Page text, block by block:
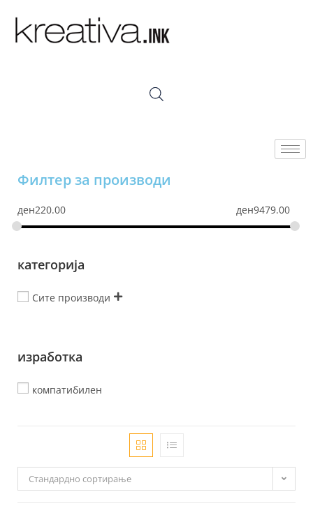
Филтер за производи
ден220.00 ден9479.00
категорија
Сите производи
изработка
компатибилен
Стандардно сортирање